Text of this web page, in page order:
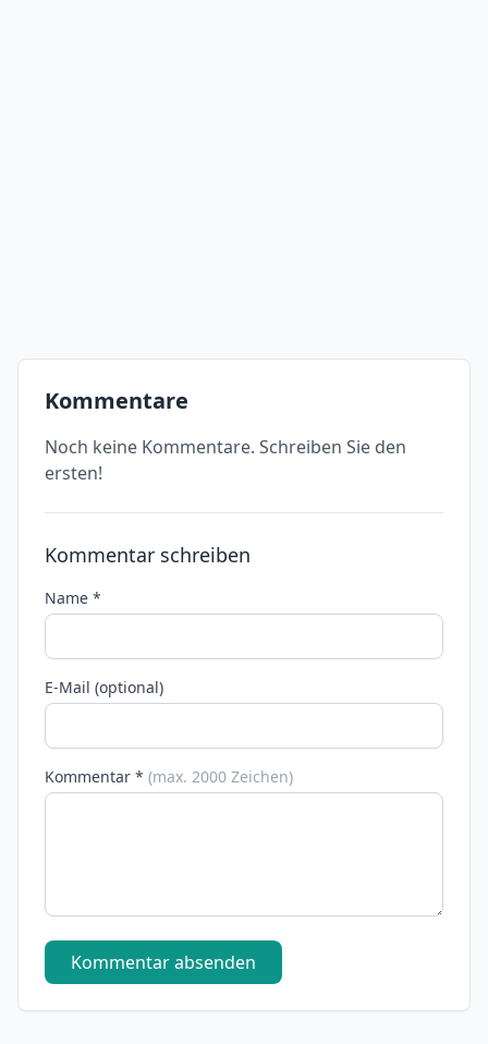
Kommentare
Noch keine Kommentare. Schreiben Sie den
ersten!
Kommentar schreiben
Name *
E-Mail (optional)
Kommentar * (max. 2000 Zeichen)
Kommentar absenden